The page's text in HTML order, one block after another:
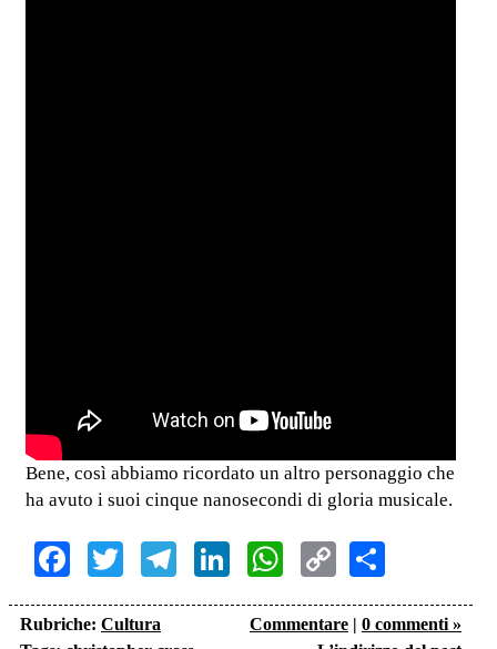
Bene, così abbiamo ricordato un altro personaggio che
ha avuto i suoi cinque nanosecondi di gloria musicale.
Facebook
TwitterTelegram
LinkedInWhatsApp
Copy
Link
Rubriche: Cultura
Commentare | 0 commenti »